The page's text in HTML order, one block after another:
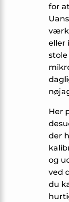
for
eller
stole
Her
der
og
ved
du